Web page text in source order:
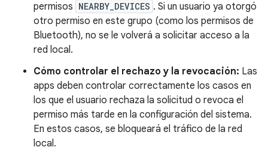
permisos NEARBY_DEVICES . Si un usuario ya otorgó
otro permiso en este grupo (como los permisos de
Bluetooth), no se le volverá a solicitar acceso a la
red local.
Cómo controlar el rechazo y la revocación: Las
apps deben controlar correctamente los casos en
los que el usuario rechaza la solicitud o revoca el
permiso más tarde en la configuración del sistema.
En estos casos, se bloqueará el tráfico de la red
local.